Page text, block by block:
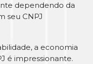
dependendo da
seu CNPJ
a economia
é impressionante.